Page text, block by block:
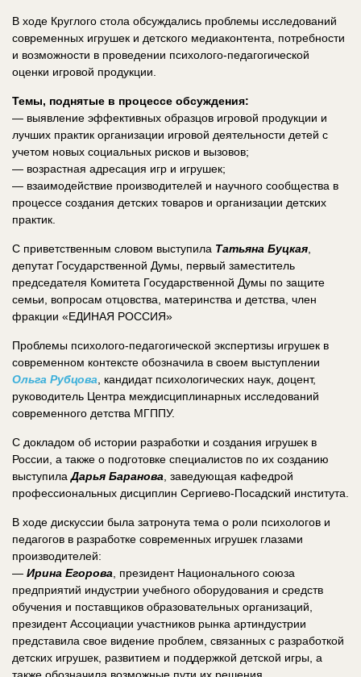
В ходе Круглого стола обсуждались проблемы исследований
современных игрушек и детского медиаконтента, потребности
и возможности в проведении психолого-педагогической
оценки игровой продукции.
Темы, поднятые в процессе обсуждения:
— выявление эффективных образцов игровой продукции и
лучших практик организации игровой деятельности детей с
учетом новых социальных рисков и вызовов;
— возрастная адресация игр и игрушек;
— взаимодействие производителей и научного сообщества в
процессе создания детских товаров и организации детских
практик.
С приветственным словом выступила Татьяна Буцкая,
депутат Государственной Думы, первый заместитель
председателя Комитета Государственной Думы по защите
семьи, вопросам отцовства, материнства и детства, член
фракции «ЕДИНАЯ РОССИЯ»
Проблемы психолого-педагогической экспертизы игрушек в
современном контексте обозначила в своем выступлении
Ольга Рубцова, кандидат психологических наук, доцент,
руководитель Центра междисциплинарных исследований
современного детства МГППУ.
С докладом об истории разработки и создания игрушек в
России, а также о подготовке специалистов по их созданию
выступилаДарья Баранова, заведующая кафедрой
профессиональных дисциплин Сергиево-Посадский института.
В ходе дискуссии была затронута тема о роли психологов и
педагогов в разработке современных игрушек глазами
производителей:
— Ирина Егорова, президент Национального союза
предприятий индустрии учебного оборудования и средств
обучения и поставщиков образовательных организаций,
президент Ассоциации участников рынка артиндустрии
представила свое видение проблем, связанных с разработкой
детских игрушек, развитием и поддержкой детской игры, а